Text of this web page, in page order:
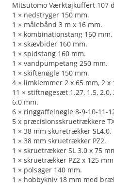
Mitsutomo Værktøjkuffert 107
1 × nedstryger 150 mm.
1 × målebånd 3 m x 16 mm.
1 × kombinationstang 160 mm.
1 × skævbider 160 mm.
1 × spidstang 160 mm.
1 × vandpumpetang 250 mm.
1 × skiftenøgle 150 mm.
4 × limklemmer 2 x 65 mm, 2 x
11 × stiftnøgesæt 1.27, 1.5, 2.0,
6.0 mm.
6 × ringgaffelnøgle 8-9-10-11-
5 x præcisionsskruetrækkere
1 × 38 mm skuretrækker SL4.0.
1 × 38 mm skruetrækker PZ2.
1 × skruetrækker SL 3.0 x 75
1 × skruetrækker PZ2 x 125
1 × polsøger 140 mm.
1 × hobbykniv 18 mm med